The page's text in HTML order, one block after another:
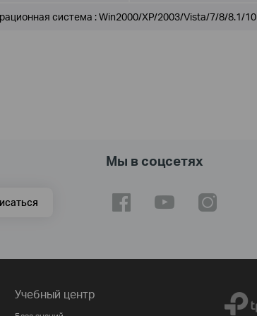
система : Win2000/XP/2003/Vista/7/8/8.1/10
Мы в соцсетях
Учебный центр